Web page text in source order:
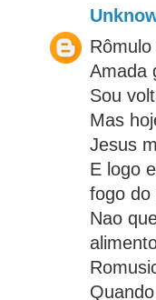
Amada
Sou
Mas
Jesus
E logo
fogo do
Nao